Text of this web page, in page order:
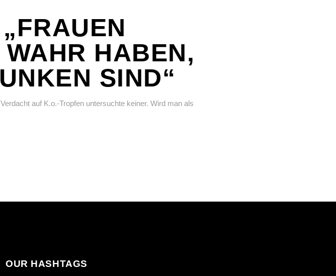
HABEN,
SIND“
auf K.o.-Tropfen untersuchte keiner. Wird man als
OUR HASHTAGS